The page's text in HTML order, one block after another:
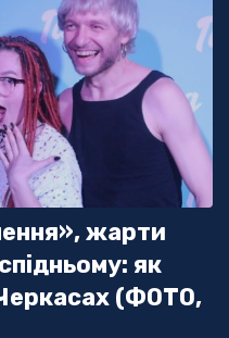
жарти
як
(ФОТО,